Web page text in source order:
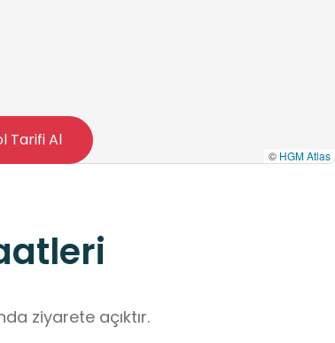
© HGM Atlas
Tarifi Al
ziyarete açıktır.